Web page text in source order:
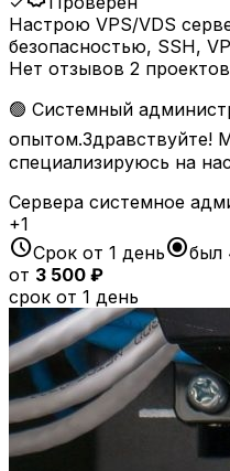
Настрою VPS/VDS
безопасностью, SSH,
Нет отзывов 2 проектов
🟢 Системный
опытом.Здравствуйте!
специализируюсь на
Сервера системное
+1
scheduleСрок от 1 деньradio_button_checkedбыл
от 3 500 ₽
срок от 1 день